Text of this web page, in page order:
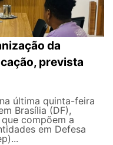
da
prevista
última quinta-feira
Brasília (DF),
compõem a
em Defesa